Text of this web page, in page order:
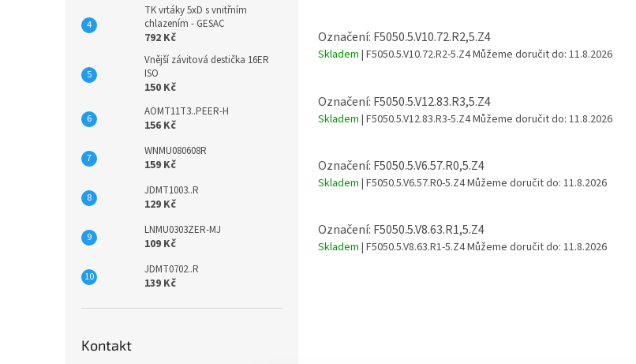
TK vrtáky 5xD s vnitřním
chlazením - GESAC
792 Kč
Vnější závitová destička 16ER
ISO
150 Kč
AOMT11T3..PEER-H
156 Kč
WNMU080608R
159 Kč
JDMT1003..R
129 Kč
LNMU0303ZER-MJ
109 Kč
JDMT0702..R
139 Kč
Kontakt
Označení: F5050.5.V10.72.R2,5.Z4
Skladem | F5050.5.V10.72.R2-5.Z4Můžeme doručit do: 11.8.2026
Označení: F5050.5.V12.83.R3,5.Z4
Skladem | F5050.5.V12.83.R3-5.Z4Můžeme doručit do: 11.8.2026
Označení: F5050.5.V6.57.R0,5.Z4
Skladem | F5050.5.V6.57.R0-5.Z4Můžeme doručit do: 11.8.2026
Označení: F5050.5.V8.63.R1,5.Z4
Skladem | F5050.5.V8.63.R1-5.Z4Můžeme doručit do: 11.8.2026